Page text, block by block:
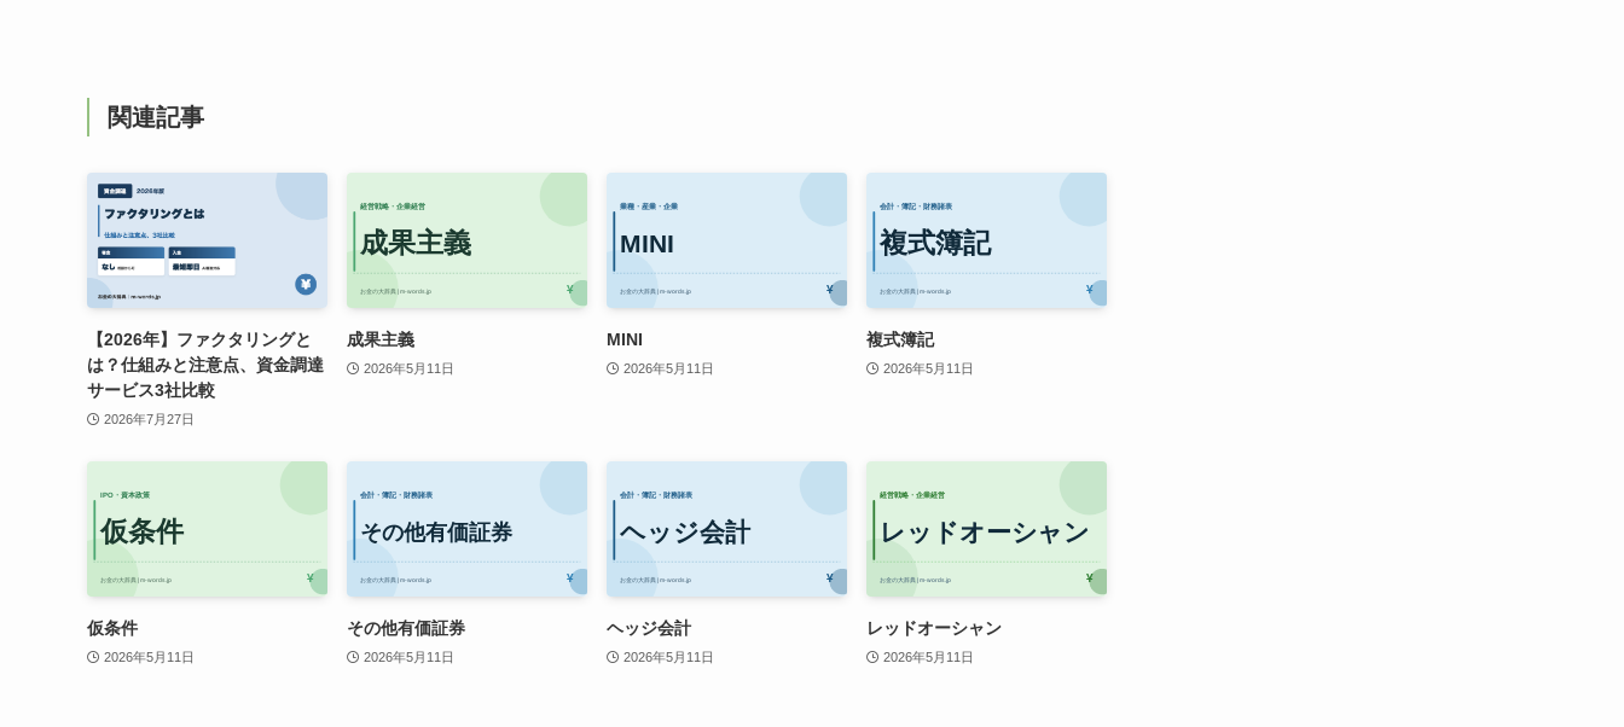
関連記事
【2026年】ファクタリングと
は？仕組みと注意点、資金調達
サービス3社比較
2026年7月27日
成果主義
2026年5月11日
MINI
2026年5月11日
複式簿記
2026年5月11日
仮条件
2026年5月11日
その他有価証券
2026年5月11日
ヘッジ会計
2026年5月11日
レッドオーシャン
2026年5月11日